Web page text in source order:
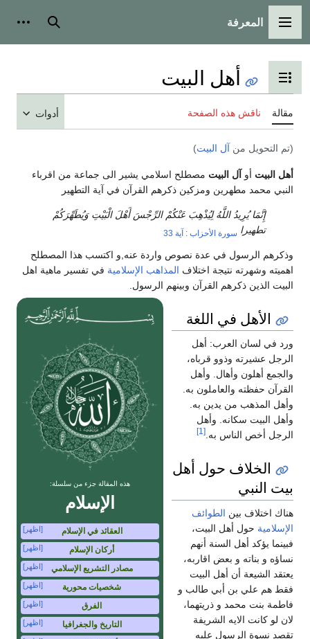
القائمة الرئيسية
المعرفة بحث
تبديل عرض جدول المحتويات
أهل البيت
مقالة ناقش هذه الصفحة أدوات
(تم التحويل من آل البيت)
أهل البيت أو آل البيت مصطلح اسلامي يشير الى جماعة من اقرباء
النبي محمد مطهرين ومزكين ذكرهم القرآن في آية التطهير
إِنَّمَا يُرِيدُ اللَّهُ لِيُذْهِبَ عَنْكُمْ الرِّجْسَ أَهْلَ الْبَيْتِ وَيُطَهِّرَكُمْ
تطهيرا سورة الأحزاب : آية 33
وذكرهم الرسول في عدة نصوص واردة عنه,و اكتسب هذا المصطلح
اهميته وشهرته نتيجة اختلاف المذاهب الإسلامية في تفسير ماهية اهل
البيت الذين ذكرهم القرآن وبينهم الرسول.
هذه المقالة جزء من سلسلة:
الإسلام
العقائد في الإسلام [اظهر]
أركان الإسلام [اظهر]
مصادر التشريع الإسلامي [اظهر]
شخصيات محورية [اظهر]
الفرق [اظهر]
التاريخ والجغرافيا [اظهر]
الأهل في اللغة
ورد في لسان العرب: أهل
الرجل عشيرته وذوو قرباه،
والجمع أهلون وأهال. وأهل
القرآن حفظته والعاملون به.
وأهل المذهب من يدين به.
وأهل البيت سكانه. وأهل
الرجل أخص الناس به.[1]
الخلاف حول أهل
بيت النبي
هناك اختلاف بين الطوائف
الإسلامية حول أهل البيت،
فبينما يؤكد أهل السنة أنهم
نساؤه و بناته و بعض اقاربه،
يعتقد الشيعة أن أهل البيت
فقط هم علي بن أبي طالب و
فاطمة بنت محمد و ذريتهما،
لان لو كانت الايه الشريفة
تقصد نسوة الرسول عليه